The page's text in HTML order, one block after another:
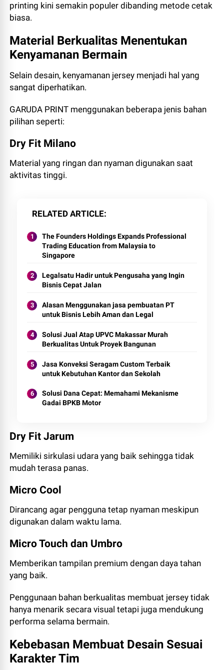
printing kini semakin populer dibanding metode cetak
biasa.
Material Berkualitas Menentukan
Kenyamanan Bermain
Selain desain, kenyamanan jersey menjadi hal yang
sangat diperhatikan.
GARUDA PRINT menggunakan beberapa jenis bahan
pilihan seperti:
Dry Fit Milano
Material yang ringan dan nyaman digunakan saat
aktivitas tinggi.
RELATED ARTICLE
The Founders Holdings Expands Professional
Trading Education from Malaysia to
Singapore
Legalsatu Hadir untuk Pengusaha yang Ingin
Bisnis Cepat Jalan
Alasan Menggunakan jasa pembuatan PT
untuk Bisnis Lebih Aman dan Legal
Solusi Jual Atap UPVC Makassar Murah
Berkualitas Untuk Proyek Bangunan
Jasa Konveksi Seragam Custom Terbaik
untuk Kebutuhan Kantor dan Sekolah
Solusi Dana Cepat: Memahami Mekanisme
Gadai BPKB Motor
Dry Fit Jarum
Memiliki sirkulasi udara yang baik sehingga tidak
mudah terasa panas.
Micro Cool
Dirancang agar pengguna tetap nyaman meskipun
digunakan dalam waktu lama.
Micro Touch dan Umbro
Memberikan tampilan premium dengan daya tahan
yang baik.
Penggunaan bahan berkualitas membuat jersey tidak
hanya menarik secara visual tetapi juga mendukung
performa selama bermain.
Kebebasan Membuat Desain Sesuai
Karakter Tim